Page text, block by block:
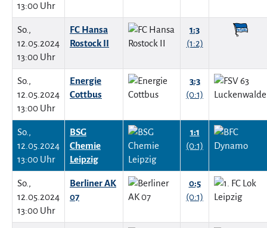
13:00 Uhr
So.,
12.05.2024
13:00 Uhr
FC Hansa
Rostock II
1:3
(1:2)
So.,
12.05.2024
13:00 Uhr
Energie
Cottbus
3:3
(0:1)
So.,
12.05.2024
13:00 Uhr
BSG
Chemie
Leipzig
1:1
(0:1)
So.,
12.05.2024
13:00 Uhr
Berliner AK
07
0:5
(0:1)